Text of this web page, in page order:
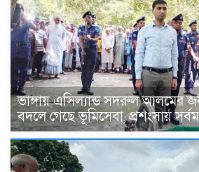
ভাঙ্গায় এসিল্যান্ড সদরুল আলমের
বদলে গেছে ভূমিসেবা, প্রশংসায়